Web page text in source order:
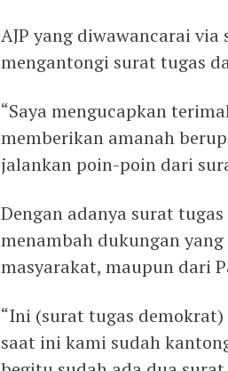
AJP yang diwawancarai
mengantongi surat tugas
“Saya mengucapkan
memberikan amanah
jalankan poin-poin dari
Dengan adanya surat
menambah dukungan
masyarakat, maupun dari
“Ini (surat tugas
saat ini kami sudah